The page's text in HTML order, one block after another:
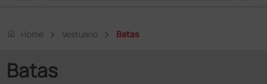
home Home Vestuario Batas
Batas